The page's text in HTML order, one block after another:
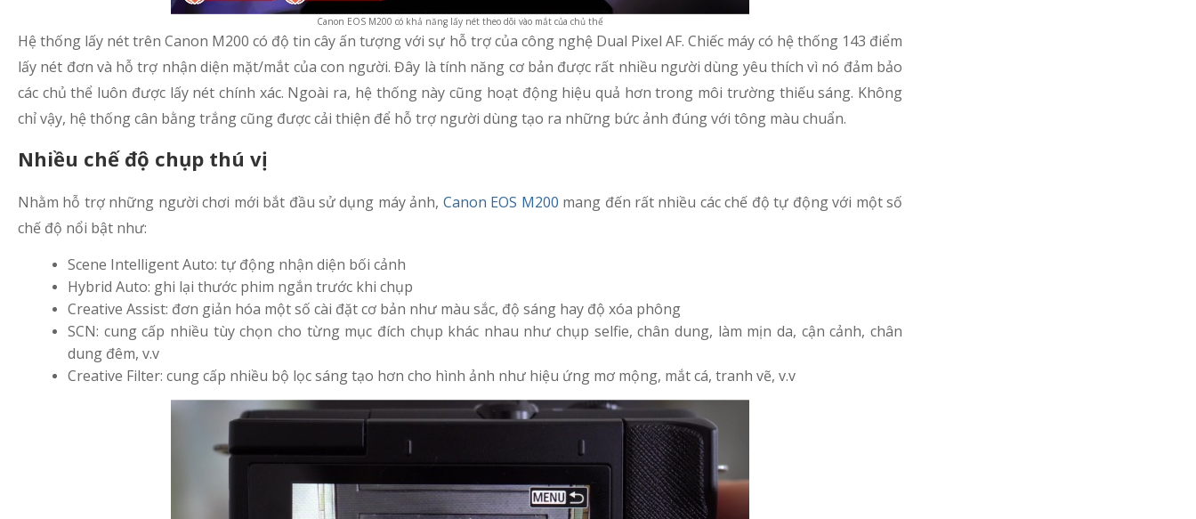
Canon EOS M200 có khả năng lấy nét theo dõi vào mắt của chủ thể
Hệ thống lấy nét trên Canon M200 có độ tin cây ấn tượng với sự hỗ trợ của công nghệ Dual Pixel AF. Chiếc máy có hệ thống 143 điểm
lấy nét đơn và hỗ trợ nhận diện mặt/mắt của con người. Đây là tính năng cơ bản được rất nhiều người dùng yêu thích vì nó đảm bảo
các chủ thể luôn được lấy nét chính xác. Ngoài ra, hệ thống này cũng hoạt động hiệu quả hơn trong môi trường thiếu sáng. Không
chỉ vậy, hệ thống cân bằng trắng cũng được cải thiện để hỗ trợ người dùng tạo ra những bức ảnh đúng với tông màu chuẩn.
Nhiều chế độ chụp thú vị
Nhằm hỗ trợ những người chơi mới bắt đầu sử dụng máy ảnh, Canon EOS M200 mang đến rất nhiều các chế độ tự động với một số
chế độ nổi bật như:
Scene Intelligent Auto: tự động nhận diện bối cảnh
Hybrid Auto: ghi lại thước phim ngắn trước khi chụp
Creative Assist: đơn giản hóa một số cài đặt cơ bản như màu sắc, độ sáng hay độ xóa phông
SCN: cung cấp nhiều tùy chọn cho từng mục đích chụp khác nhau như chụp selfie, chân dung, làm mịn da, cận cảnh, chân
dung đêm, v.v
Creative Filter: cung cấp nhiều bộ lọc sáng tạo hơn cho hình ảnh như hiệu ứng mơ mộng, mắt cá, tranh vẽ, v.v